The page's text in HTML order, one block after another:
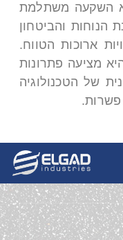
השקעה משתלמת
והביטחון
ארוכות הטווח.
מציעה פתרונות
של הטכנולוגיה
פשרות.